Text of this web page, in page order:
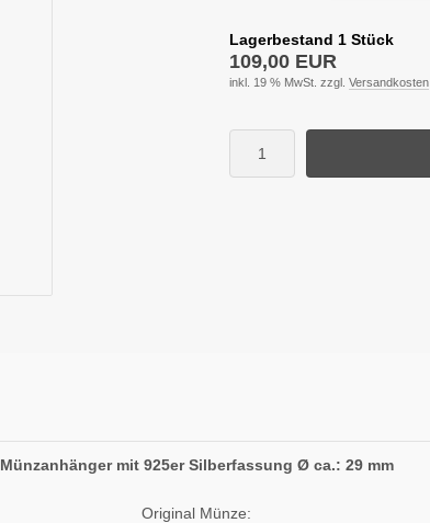
Lagerbestand 1 Stück
109,00 EUR
inkl. 19 % MwSt. zzgl. Versandkosten
Münzanhänger mit 925er Silberfassung Ø ca.: 29 mm
Original Münze: